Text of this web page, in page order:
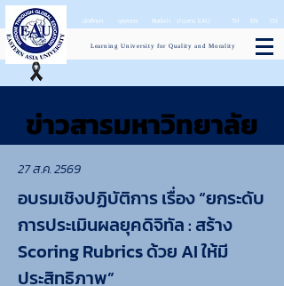
Learning University for Quality and Morality
นักศึกษา บุคลากร ศิษย์เก่า ข่าวสาร EAU TH EN CN
ข่าวสารมหาวิทยาลัย
ข่าวสารมหาวิทยาลัย
27 ส.ค. 2569
อบรมเชิงปฏิบัติการ เรื่อง “ยกระดับ
การประเมินผลยุคดิจิทัล : สร้าง
Scoring Rubrics ด้วย AI ให้มี
ประสิทธิภาพ”